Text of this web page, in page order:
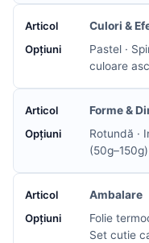
Culori &
Pastel ·
culoare
Forme &
Rotundă ·
(50g–150g)
Ambalare
Folie
Set cutie